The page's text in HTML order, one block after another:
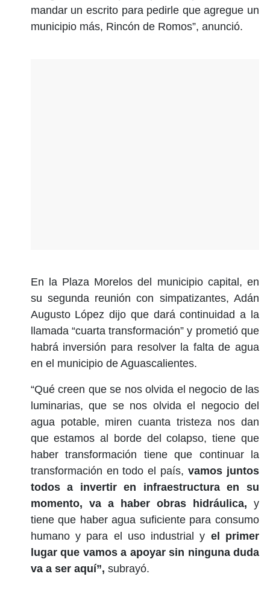
mandar un escrito para pedirle que agregue un
municipio más, Rincón de Romos”, anunció.
En la Plaza Morelos del municipio capital, en
su segunda reunión con simpatizantes, Adán
Augusto López dijo que dará continuidad a la
llamada “cuarta transformación” y prometió que
habrá inversión para resolver la falta de agua
en el municipio de Aguascalientes.
“Qué creen que se nos olvida el negocio de las
luminarias, que se nos olvida el negocio del
agua potable, miren cuanta tristeza nos dan
que estamos al borde del colapso, tiene que
haber transformación tiene que continuar la
transformación en todo el país,vamos juntos
todos a invertir en infraestructura en su
momento, va a haber obras hidráulica, y
tiene que haber agua suficiente para consumo
humano y para el uso industrial y el primer
lugar que vamos a apoyar sin ninguna duda
va a ser aquí”, subrayó.